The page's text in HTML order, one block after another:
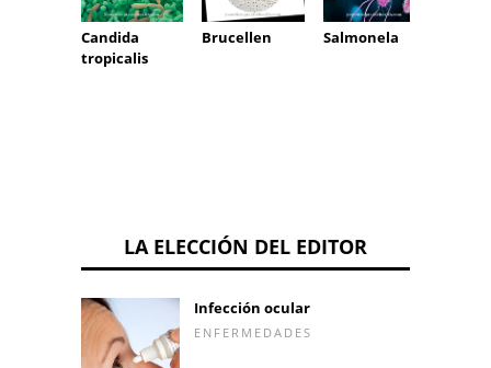
Candida
tropicalis
Brucellen Salmonela
LA ELECCIÓN DEL EDITOR
Infección ocular
ENFERMEDADES